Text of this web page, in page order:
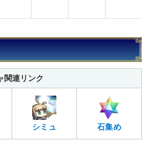
関連リンク
シミュ 石集め